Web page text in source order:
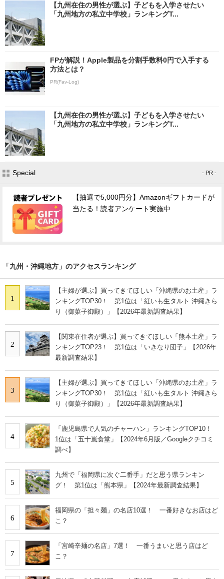
【九州在住の男性が選ぶ】子どもを入学させたい
「九州地方の私立中学校」ランキングT...
FPが解説！Apple製品を分割手数料0円で入手する
方法とは？
PR(Fav-Log)
【九州在住の男性が選ぶ】子どもを入学させたい
「九州地方の私立中学校」ランキングT...
Special - PR -
【抽選で5,000円分】Amazonギフトカードが
当たる！読者アンケート実施中
「九州・沖縄地方」のアクセスランキング
1
【主婦が選ぶ】買ってきてほしい「沖縄県のお土産」ラ
ンキングTOP30！ 第1位は「紅いも生タルト 沖縄きら
り（御菓子御殿）」【2026年最新調査結果】
2
【関東在住者が選ぶ】買ってきてほしい「熊本土産」ラ
ンキングTOP23！ 第1位は「いきなり団子」【2026年
最新調査結果】
3
【主婦が選ぶ】買ってきてほしい「沖縄県のお土産」ラ
ンキングTOP30！ 第1位は「紅いも生タルト 沖縄きら
り（御菓子御殿）」【2026年最新調査結果】
4
「鹿児島県で人気のチャーハン」ランキングTOP10！
1位は「五十嵐食堂」【2024年6月版／Googleクチコミ
調べ】
5
九州で「福岡県に次ぐ二番手」だと思う県ランキン
グ！ 第1位は「熊本県」【2024年最新調査結果】
6
福岡県の「担々麺」の名店10選！ 一番好きなお店はど
こ？
7
「宮崎辛麺の名店」7選！ 一番うまいと思う店はど
こ？